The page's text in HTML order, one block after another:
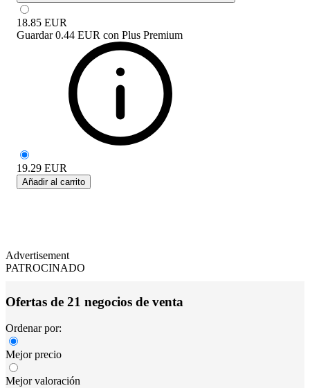
18.85 EUR
Guardar 0.44 EUR con Plus Premium
19.29 EUR
Añadir al carrito
Advertisement
PATROCINADO
Ofertas de 21 negocios de venta
Ordenar por:
Mejor precio
Mejor valoración